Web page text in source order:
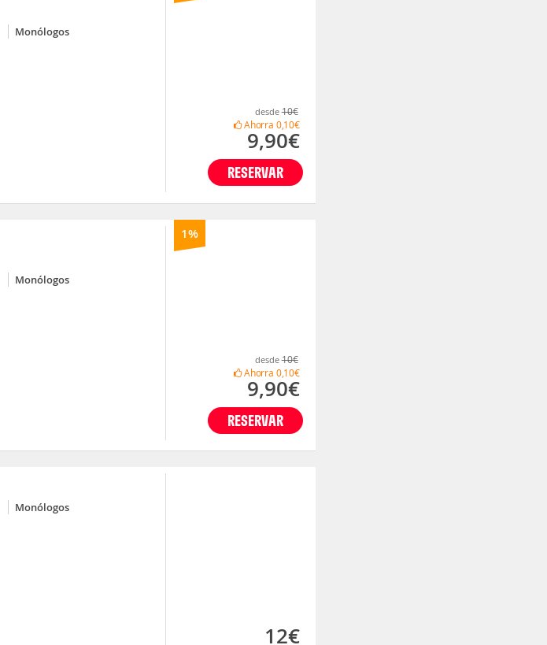
Monólogos
RESERVAR
desde 10€
Ahorra 0,10€
9,90€
1%
Monólogos
RESERVAR
desde 10€
Ahorra 0,10€
9,90€
Monólogos
12€